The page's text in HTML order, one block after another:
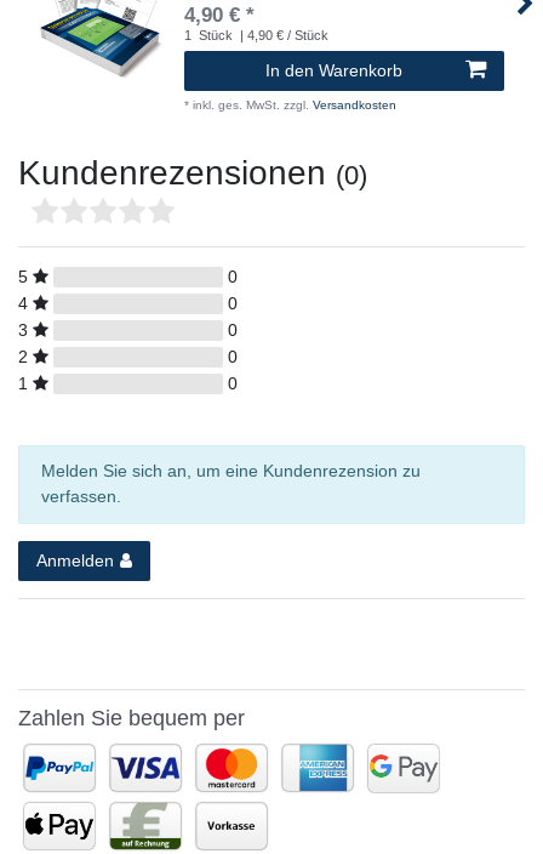
4,90 € *
1 Stück | 4,90 € / Stück
In den Warenkorb
* inkl. ges. MwSt. zzgl. Versandkosten
Kundenrezensionen (0)
5
0
4
0
3
0
2
0
1
0
Melden Sie sich an, um eine Kundenrezension zu
verfassen.
Anmelden
Zahlen Sie bequem per